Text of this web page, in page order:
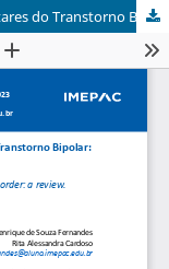
Tratamentos convencionais e complementares do Transtorno Bipolar: uma revisão.